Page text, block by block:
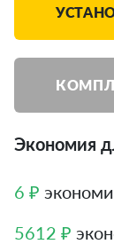
Экономия
6 ₽
5612 ₽